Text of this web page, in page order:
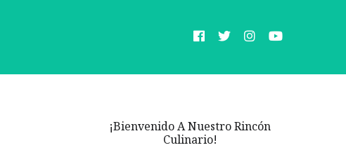
¡Bienvenido A Nuestro Rincón
Culinario!